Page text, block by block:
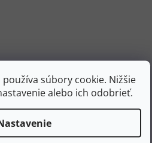
súbory cookie. Nižšie
alebo ich odobrieť.
–15 %